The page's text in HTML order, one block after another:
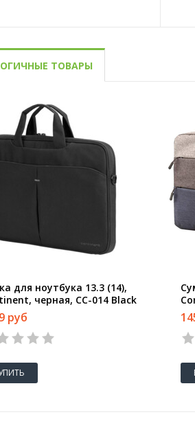
ТОВАРЫ
для ноутбука 13.3 (14),
черная, CC-014 Black
руб